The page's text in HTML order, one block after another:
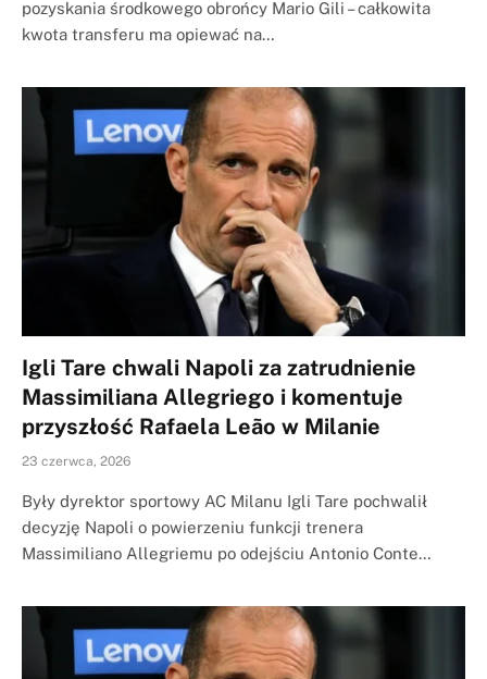
pozyskania środkowego obrońcy Mario Gili – całkowita
kwota transferu ma opiewać na…
Igli Tare chwali Napoli za zatrudnienie
Massimiliana Allegriego i komentuje
przyszłość Rafaela Leão w Milanie
23 czerwca, 2026
Były dyrektor sportowy AC Milanu Igli Tare pochwalił
decyzję Napoli o powierzeniu funkcji trenera
Massimiliano Allegriemu po odejściu Antonio Conte…